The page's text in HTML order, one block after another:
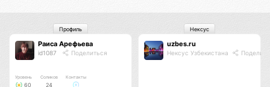
Раиса Арефьева
id1087 Поделиться
Уровень
60
Соликов
24
Контакты
Профиль
uzbes.ru
Нексус Узбекистана
Нексус